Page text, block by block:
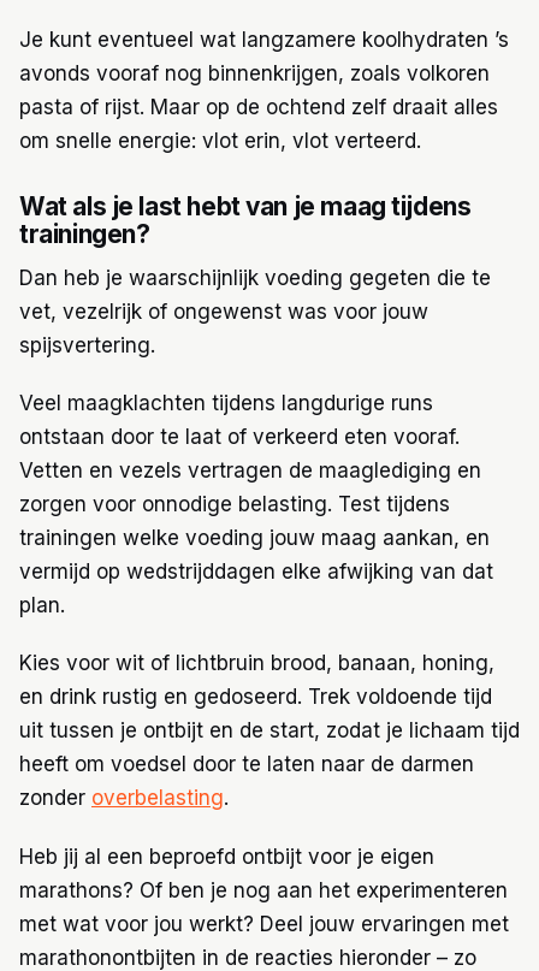
Je kunt eventueel wat langzamere koolhydraten ’s
avonds vooraf nog binnenkrijgen, zoals volkoren
pasta of rijst. Maar op de ochtend zelf draait alles
om snelle energie: vlot erin, vlot verteerd.
Wat als je last hebt van je maag tijdens
trainingen?
Dan heb je waarschijnlijk voeding gegeten die te
vet, vezelrijk of ongewenst was voor jouw
spijsvertering.
Veel maagklachten tijdens langdurige runs
ontstaan door te laat of verkeerd eten vooraf.
Vetten en vezels vertragen de maaglediging en
zorgen voor onnodige belasting. Test tijdens
trainingen welke voeding jouw maag aankan, en
vermijd op wedstrijddagen elke afwijking van dat
plan.
Kies voor wit of lichtbruin brood, banaan, honing,
en drink rustig en gedoseerd. Trek voldoende tijd
uit tussen je ontbijt en de start, zodat je lichaam tijd
heeft om voedsel door te laten naar de darmen
zonder overbelasting.
Heb jij al een beproefd ontbijt voor je eigen
marathons? Of ben je nog aan het experimenteren
met wat voor jou werkt? Deel jouw ervaringen met
marathonontbijten in de reacties hieronder – zo